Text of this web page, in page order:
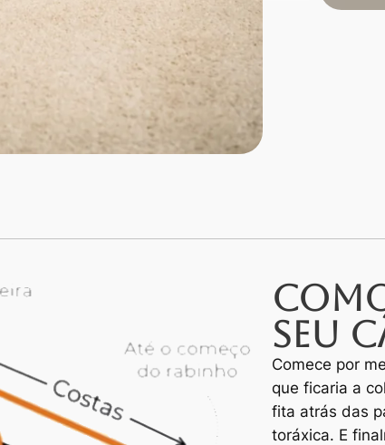
seu
Comece por
que ficaria a
fita atrás das
toráxica. E